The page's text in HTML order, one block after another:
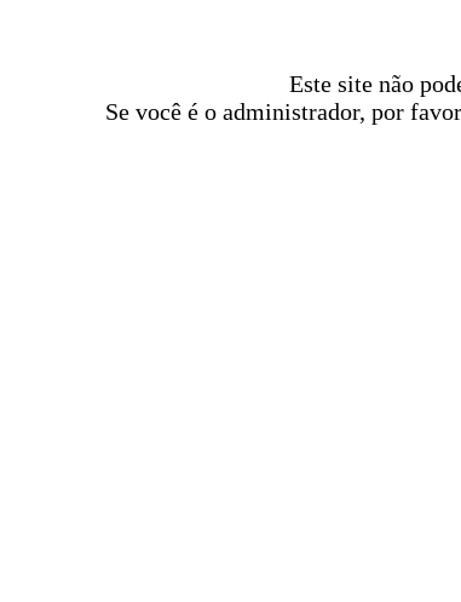
Este site não
Se você é o administrador, por